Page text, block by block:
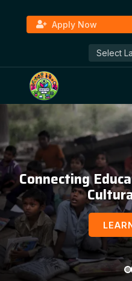
Apply Now
Select
Connecting